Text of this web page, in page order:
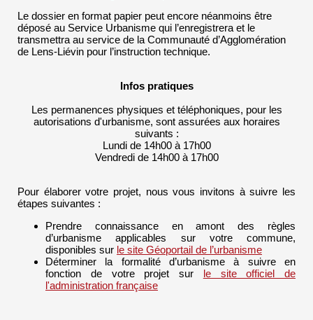
Le dossier en format papier peut encore néanmoins être
déposé au Service Urbanisme qui l’enregistrera et le
transmettra au service de la Communauté d’Agglomération
de Lens-Liévin pour l’instruction technique.
Infos pratiques
Les permanences physiques et téléphoniques, pour les
autorisations d'urbanisme, sont assurées aux horaires
suivants :
Lundi de 14h00 à 17h00
Vendredi de 14h00 à 17h00
Pour élaborer votre projet, nous vous invitons à suivre les
étapes suivantes :
Prendre connaissance en amont des règles
d’urbanisme applicables sur votre commune,
disponibles sur le site Géoportail de l’urbanisme
Déterminer la formalité d’urbanisme à suivre en
fonction de votre projet sur le site officiel de
l'administration française